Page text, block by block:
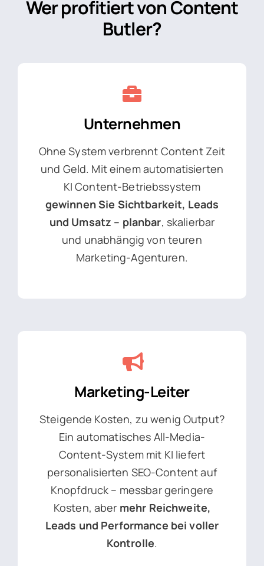
Wer profitiert von Content
Butler?
Unternehmen
Ohne System verbrennt Content Zeit
und Geld. Mit einem automatisierten
KI Content-Betriebssystem
gewinnen Sie Sichtbarkeit, Leads
und Umsatz – planbar, skalierbar
und unabhängig von teuren
Marketing-Agenturen.
Marketing-Leiter
Steigende Kosten, zu wenig Output?
Ein automatisches All-Media-
Content-System mit KI liefert
personalisierten SEO-Content auf
Knopfdruck – messbar geringere
Kosten, aber mehr Reichweite,
Leads und Performance bei voller
Kontrolle.